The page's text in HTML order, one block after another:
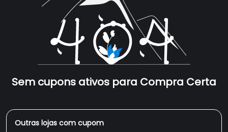
Sem cupons ativos para Compra Certa
Outras lojas com cupom